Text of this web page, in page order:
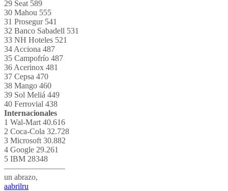
29 Seat 589
30 Mahou 555
31 Prosegur 541
32 Banco Sabadell 531
33 NH Hoteles 521
34 Acciona 487
35 Campofrío 487
36 Acerinox 481
37 Cepsa 470
38 Mango 460
39 Sol Meliá 449
40 Ferrovial 438
Internacionales
1 Wal-Mart 40.616
2 Coca-Cola 32.728
3 Microsoft 30.882
4 Google 29.261
5 IBM 28348
———————–
un abrazo,
aabrilru